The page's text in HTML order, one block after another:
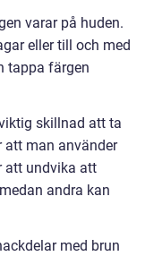
varar på huden.
eller till och med
tappa färgen
skillnad att ta
att man använder
att undvika att
andra kan
med brun